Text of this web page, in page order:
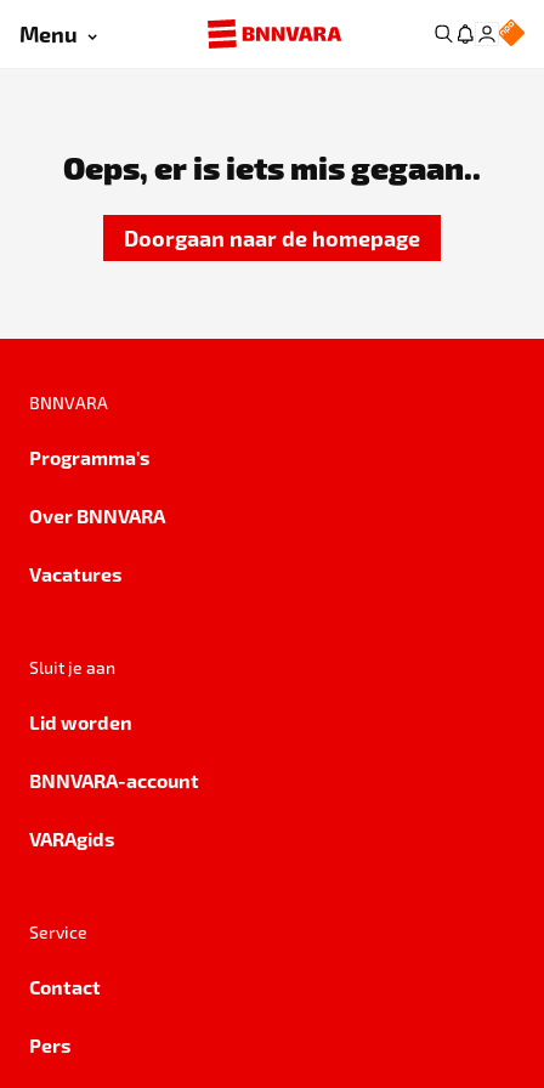
Menu
Oeps, er is iets mis gegaan..
Doorgaan naar de homepage
BNNVARA
Programma's
Over BNNVARA
Vacatures
Sluit je aan
Lid worden
BNNVARA-account
VARAgids
Service
Contact
Pers